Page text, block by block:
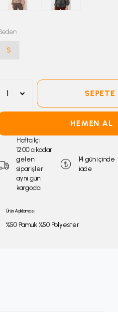
S
SEPETE
HEMEN AL
Hafta İçi
12:00 a kadar
gelen
siparişler
aynı gün
kargoda
14 gün içinde
iade
Ürün Açıklaması
%50 Pamuk %50 Polyester